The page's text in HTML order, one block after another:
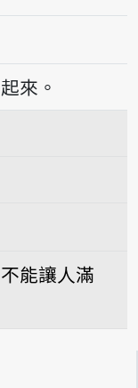
phāng
來。
能讓人滿